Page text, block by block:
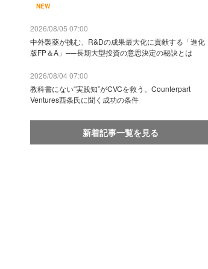
NEW
2026/08/05 07:00
中外製薬が挑む、R&Dの成果最大化に貢献する「進化
版FP＆A」──長期大型投資の意思決定の秘訣とは
2026/08/04 07:00
教科書にない“実践知”がCVCを救う。Counterpart
Ventures西条氏に聞く成功の条件
新着記事一覧を見る